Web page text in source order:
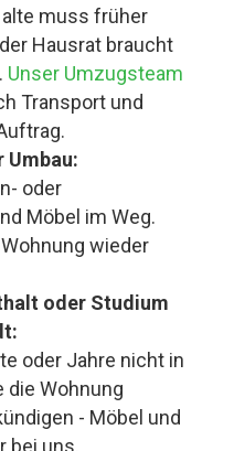
muss früher
Hausrat braucht
Unser Umzugsteam
Transport und
Umbau:
oder
Möbel im Weg.
wieder
oder Studium
oder Jahre nicht in
die Wohnung
- Möbel und
bei uns.